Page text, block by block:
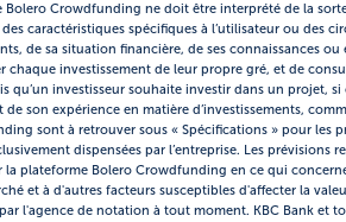
Crowdfunding ne doit être interprété de la
caractéristiques spécifiques à l’utilisateur ou des
de sa situation financière, de ses connaissances
chaque investissement de leur propre gré, et de
investisseur souhaite investir dans un projet,
son expérience en matière d’investissements,
sont à retrouver sous « Spécifications » pour les
dispensées par l’entreprise. Les prévisions
plateforme Bolero Crowdfunding en ce qui
et à d'autres facteurs susceptibles d'affecter la
l'agence de notation à tout moment. KBC Bank et